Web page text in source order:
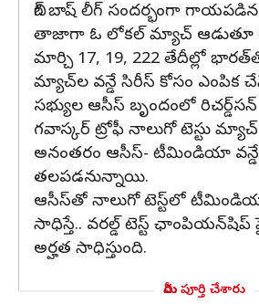
బిగ్ బాష్ లీగ్ సందర్భంగా గాయపడిన
తాజాగా ఓ లోకల్ మ్యాచ్ ఆడుతూ
మార్చి 17, 19, 222 తేదీల్లో
మ్యాచ్‌ల వన్డే సిరీస్ కోసం ఎంపిక
సభ్యుల ఆసీస్ బృందంలో రిచర్డ్‌సన్
గవాస్కర్ ట్రోఫీ నాలుగో టెస్టు
అనంతరం ఆసీస్- టీమిండియా
తలపడనున్నాయి.
ఆసీస్‌తో నాలుగో టెస్ట్‌లో
సాధిస్తే.. వరల్డ్‌ టెస్ట్‌ ఛాంపియన్‌షిప్‌
అర్హత సాధిస్తుంది.
మీరు పూర్తి చేశారు